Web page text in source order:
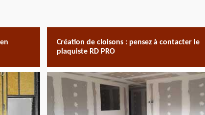
Création de cloisons : pensez à contacter le
plaquiste RD PRO